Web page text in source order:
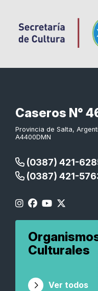
Caseros N°
Provincia de Salta,
A4400DMN
(0387) 421-
(0387) 421-
Culturales
Ver todos